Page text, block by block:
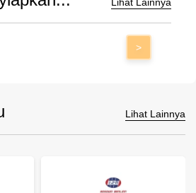
>
Lihat Lainnya